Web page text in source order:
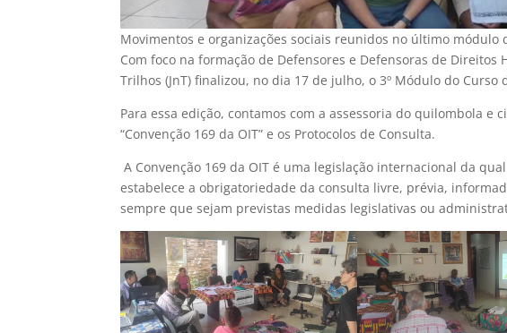
Movimentos e organizações sociais reunidos no último módulo
Com foco na formação de Defensores e Defensoras de
Trilhos (JnT) finalizou, no dia 17 de julho, o 3º Módulo do Curso
Para essa edição, contamos com a assessoria do quilombola e
“Convenção 169 da OIT” e os Protocolos de Consulta.
A Convenção 169 da OIT é uma legislação internacional da
estabelece a obrigatoriedade da consulta livre, prévia,
sempre que sejam previstas medidas legislativas ou